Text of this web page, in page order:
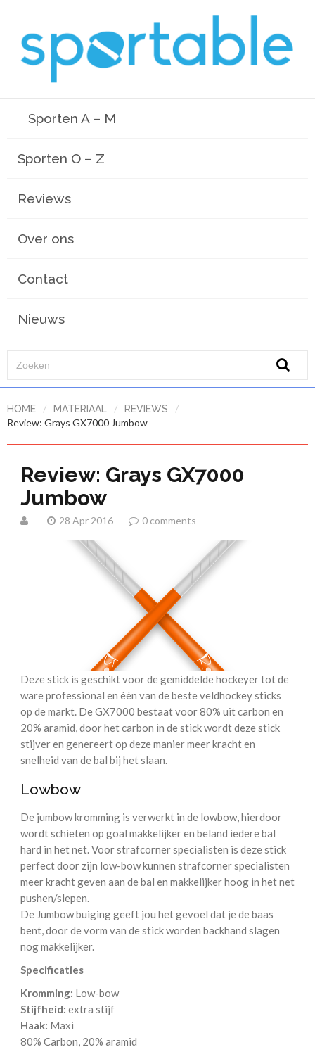
Sporten A – M
Sporten O – Z
Reviews
Over ons
Contact
Nieuws
HOME / MATERIAAL / REVIEWS
/
Review: Grays GX7000 Jumbow
Review: Grays GX7000
Jumbow
28 Apr 2016 0 comments
Deze stick is geschikt voor de gemiddelde hockeyer tot de
ware professional en één van de beste veldhockey sticks
op de markt. De GX7000 bestaat voor 80% uit carbon en
20% aramid, door het carbon in de stick wordt deze stick
stijver en genereert op deze manier meer kracht en
snelheid van de bal bij het slaan.
Lowbow
De jumbow kromming is verwerkt in de lowbow, hierdoor
wordt schieten op goal makkelijker en beland iedere bal
hard in het net. Voor strafcorner specialisten is deze stick
perfect door zijn low-bow kunnen strafcorner specialisten
meer kracht geven aan de bal en makkelijker hoog in het net
pushen/slepen.
De Jumbow buiging geeft jou het gevoel dat je de baas
bent, door de vorm van de stick worden backhand slagen
nog makkelijker.
Specificaties
Kromming: Low-bow
Stijfheid: extra stijf
Haak: Maxi
80% Carbon, 20% aramid